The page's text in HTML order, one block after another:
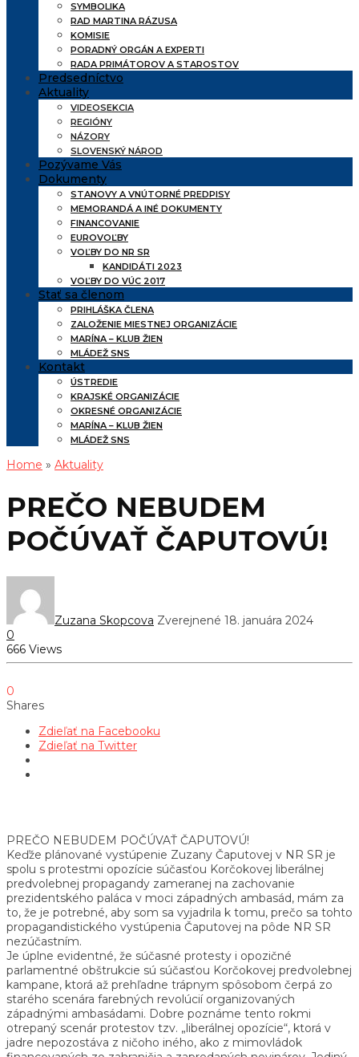
SYMBOLIKA
RAD MARTINA RÁZUSA
KOMISIE
PORADNÝ ORGÁN A EXPERTI
RADA PRIMÁTOROV A STAROSTOV
Predsedníctvo
Aktuality
VIDEOSEKCIA
REGIÓNY
NÁZORY
SLOVENSKÝ NÁROD
Pozývame Vás
Dokumenty
STANOVY A VNÚTORNÉ PREDPISY
MEMORANDÁ A INÉ DOKUMENTY
FINANCOVANIE
EUROVOĽBY
VOĽBY DO NR SR
KANDIDÁTI 2023
VOĽBY DO VÚC 2017
Stať sa členom
PRIHLÁŠKA ČLENA
ZALOŽENIE MIESTNEJ ORGANIZÁCIE
MARÍNA – KLUB ŽIEN
MLÁDEŽ SNS
Kontakt
ÚSTREDIE
KRAJSKÉ ORGANIZÁCIE
OKRESNÉ ORGANIZÁCIE
MARÍNA – KLUB ŽIEN
MLÁDEŽ SNS
Home » Aktuality
PREČO NEBUDEM
POČÚVAŤ ČAPUTOVÚ!
Zuzana Skopcova Zverejnené 18. januára 2024
0
666 Views
0
Shares
Zdieľať na Facebooku
Zdieľať na Twitter
PREČO NEBUDEM POČÚVAŤ ČAPUTOVÚ!
Keďže plánované vystúpenie Zuzany Čaputovej v NR SR je
spolu s protestmi opozície súčasťou Korčokovej liberálnej
predvolebnej propagandy zameranej na zachovanie
prezidentského paláca v moci západných ambasád, mám za
to, že je potrebné, aby som sa vyjadrila k tomu, prečo sa tohto
propagandistického vystúpenia Čaputovej na pôde NR SR
nezúčastním.
Je úplne evidentné, že súčasné protesty i opozičné
parlamentné obštrukcie sú súčasťou Korčokovej predvolebnej
kampane, ktorá až prehľadne trápnym spôsobom čerpá zo
starého scenára farebných revolúcií organizovaných
západnými ambasádami. Dobre poznáme tento rokmi
otrepaný scenár protestov tzv. „liberálnej opozície“, ktorá v
jadre nepozostáva z ničoho iného, ako z mimovládok